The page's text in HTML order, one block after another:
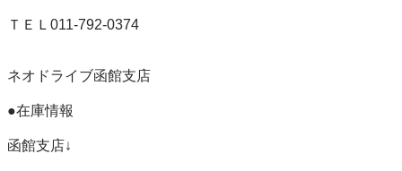
ＴＥＬ011-792-0374
ネオドライブ函館支店
●在庫情報
函館支店↓